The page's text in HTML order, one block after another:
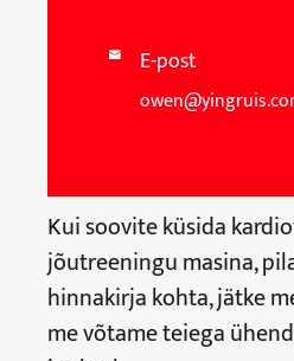
 E-post
Kui soovite küsida
jõutreeningu masina,
hinnakirja kohta, jätke
me võtame teiega